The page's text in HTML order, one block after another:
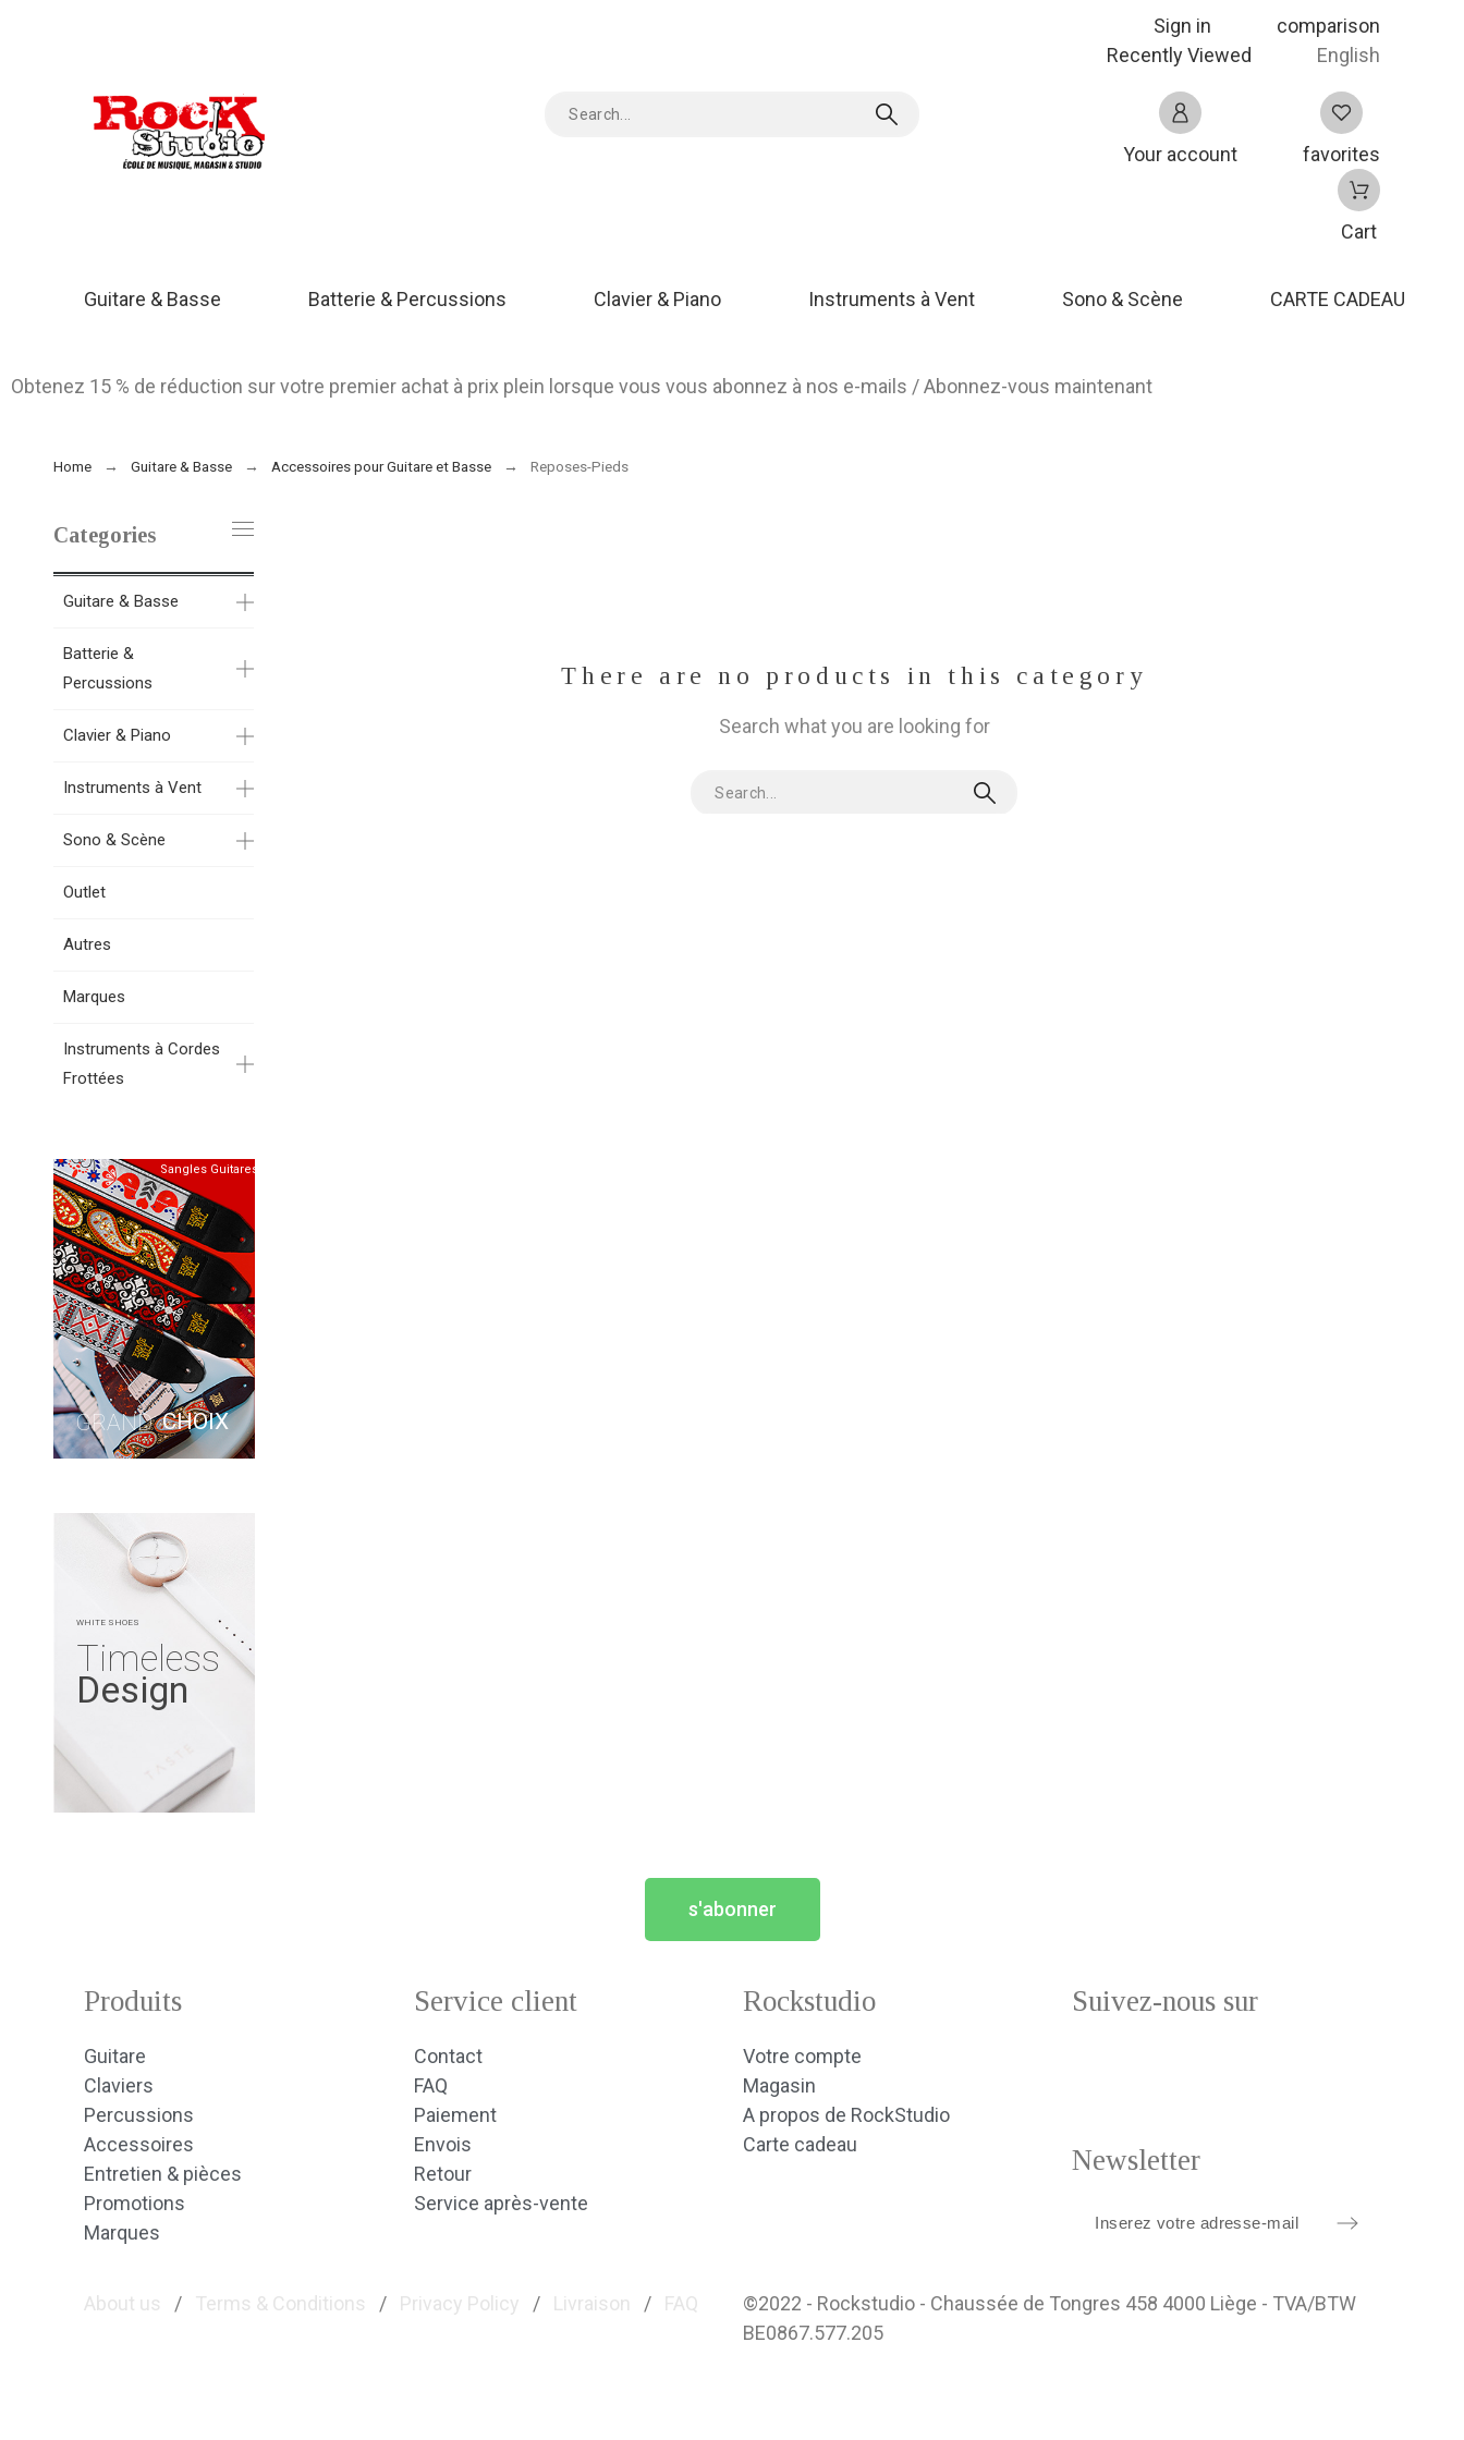
Sign in
Recently Viewed
comparison
English
Your account favorites
Cart
Guitare & Basse Batterie & Percussions Clavier & Piano Instruments à Vent Sono & Scène CARTE CADEAU
Obtenez 15 % de réduction sur votre premier achat à prix plein lorsque vous vous abonnez à nos e-mails / Abonnez-vous maintenant
Home Guitare & Basse Accessoires pour Guitare et Basse Reposes-Pieds
Categories
Guitare & Basse
Batterie &
Percussions
Clavier & Piano
Instruments à Vent
Sono & Scène
Outlet
Autres
Marques
Instruments à Cordes
Frottées
Sangles Guitares
GRAND CHOIX
WHITE SHOES
Timeless
Design
There are no products in this category
Search what you are looking for
s'abonner
Produits
Guitare
Claviers
Percussions
Accessoires
Entretien & pièces
Promotions
Marques
Service client
Contact
FAQ
Paiement
Envois
Retour
Service après-vente
Rockstudio
Votre compte
Magasin
A propos de RockStudio
Carte cadeau
Suivez-nous sur
Newsletter
About us / Terms & Conditions / Privacy Policy / Livraison / FAQ
©2022 - Rockstudio - Chaussée de Tongres 458 4000 Liège - TVA/BTW
BE0867.577.205